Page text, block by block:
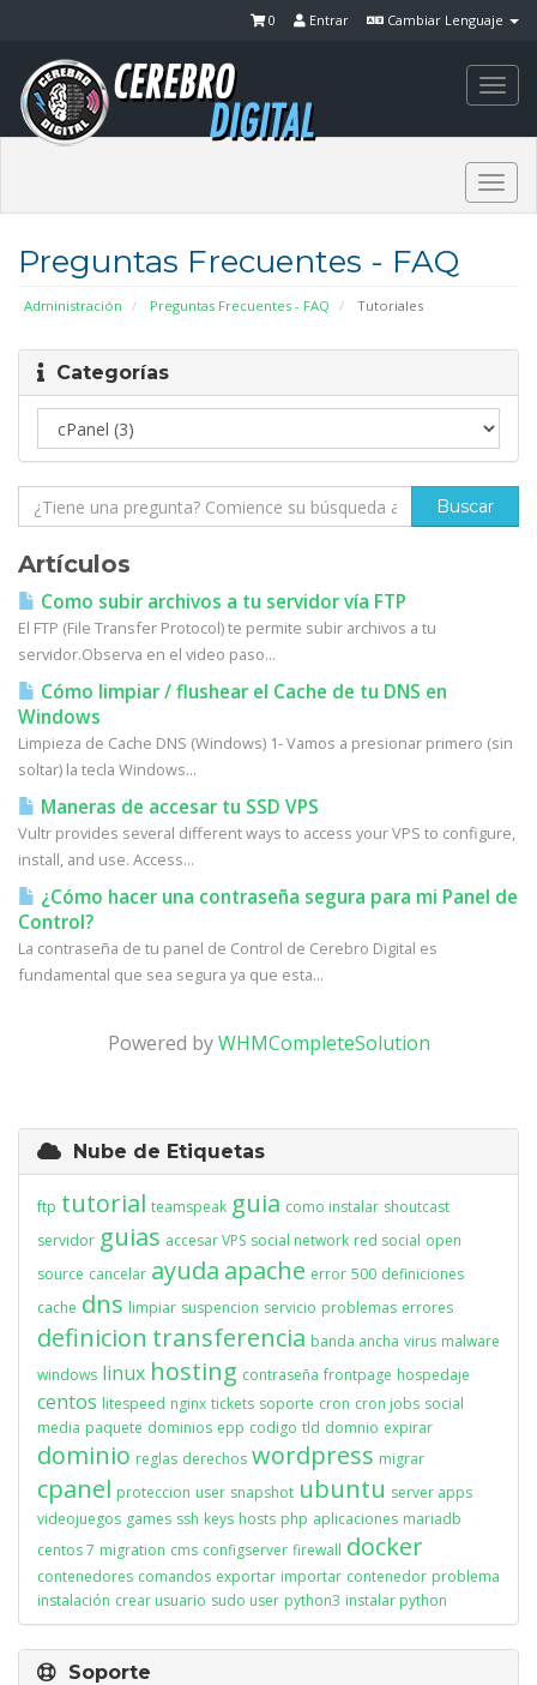
Cambiar Lenguaje
Entrar
0
Preguntas Frecuentes - FAQ
Administración Preguntas Frecuentes - FAQ Tutoriales
Categorías
Artículos
Como subir archivos a tu servidor vía FTP
El FTP (File Transfer Protocol) te permite subir archivos a tu
servidor.Observa en el video paso...
Cómo limpiar / flushear el Cache de tu DNS en
Windows
Limpieza de Cache DNS (Windows) 1- Vamos a presionar primero (sin
soltar) la tecla Windows...
Maneras de accesar tu SSD VPS
Vultr provides several different ways to access your VPS to configure,
install, and use. Access...
¿Cómo hacer una contraseña segura para mi Panel de
Control?
La contraseña de tu panel de Control de Cerebro Digital es
fundamental que sea segura ya que esta...
Powered byWHMCompleteSolution
Nube de Etiquetas
ftp tutorial teamspeak guia como instalar shoutcast
servidor guias accesar VPS social network red social open
source cancelar ayuda apache error 500 definiciones
cache dns limpiar suspencion servicio problemas errores
definicion transferencia banda ancha virus malware
windows linux hosting contraseña frontpage hospedaje
centos litespeed nginx tickets soporte cron cron jobs social
media paquete dominios epp codigo tld domnio expirar
dominio reglas derechos wordpress migrar
cpanel proteccion user snapshot ubuntu server apps
videojuegos games ssh keys hosts php aplicaciones mariadb
centos 7 migration cms configserver firewall docker
contenedores comandos exportar importar contenedor problema
instalación crear usuario sudo user python3 instalar python
Soporte